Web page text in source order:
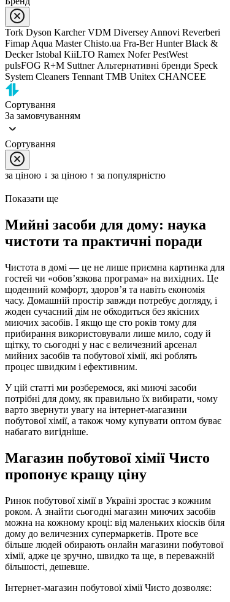
Tork Dyson Karcher VDM Diversey Annovi Reverberi
Fimap Aqua Master Chisto.ua Fra-Ber Hunter Black &
Decker Istobal KiiLTO Ramex Nofer PestWest
pulsFOG R+M Suttner Альтернативні бренди Speck
System Cleaners Tennant TMB Unitex CHANCEE
Сортування
За замовчуванням
Сортування
за цiною ↓ за цiною ↑ за популярністю
Показати ще
Мийні засоби для дому: наука
чистоти та практичні поради
Чистота в домі — це не лише приємна картинка для
гостей чи «обов’язкова програма» на вихідних. Це
щоденний комфорт, здоров’я та навіть економія
часу. Домашній простір завжди потребує догляду, і
жоден сучасний дім не обходиться без якісних
миючих засобів. І якщо ще сто років тому для
прибирання використовували лише мило, соду й
щітку, то сьогодні у нас є величезний арсенал
мийних засобів та побутової хімії, які роблять
процес швидким і ефективним.
У цій статті ми розберемося, які миючі засоби
потрібні для дому, як правильно їх вибирати, чому
варто звернути увагу на інтернет-магазини
побутової хімії, а також чому купувати оптом буває
набагато вигідніше.
Магазин побутової хімії Чисто
пропонує кращу ціну
Ринок побутової хімії в Україні зростає з кожним
роком. А знайти сьогодні магазин миючих засобів
можна на кожному кроці: від маленьких кіосків біля
дому до величезних супермаркетів. Проте все
більше людей обирають онлайн магазини побутової
хімії, адже це зручно, швидко та ще, в переважній
більшості, дешевше.
Інтернет-магазин побутової хімії Чисто дозволяє: